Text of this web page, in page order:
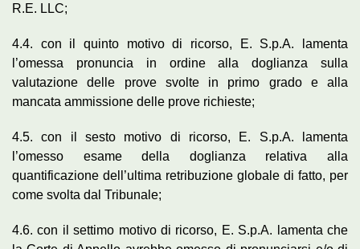
R.E. LLC;
4.4. con il quinto motivo di ricorso, E. S.p.A. lamenta
l’omessa pronuncia in ordine alla doglianza sulla
valutazione delle prove svolte in primo grado e alla
mancata ammissione delle prove richieste;
4.5. con il sesto motivo di ricorso, E. S.p.A. lamenta
l’omesso esame della doglianza relativa alla
quantificazione dell’ultima retribuzione globale di fatto, per
come svolta dal Tribunale;
4.6. con il settimo motivo di ricorso, E. S.p.A. lamenta che